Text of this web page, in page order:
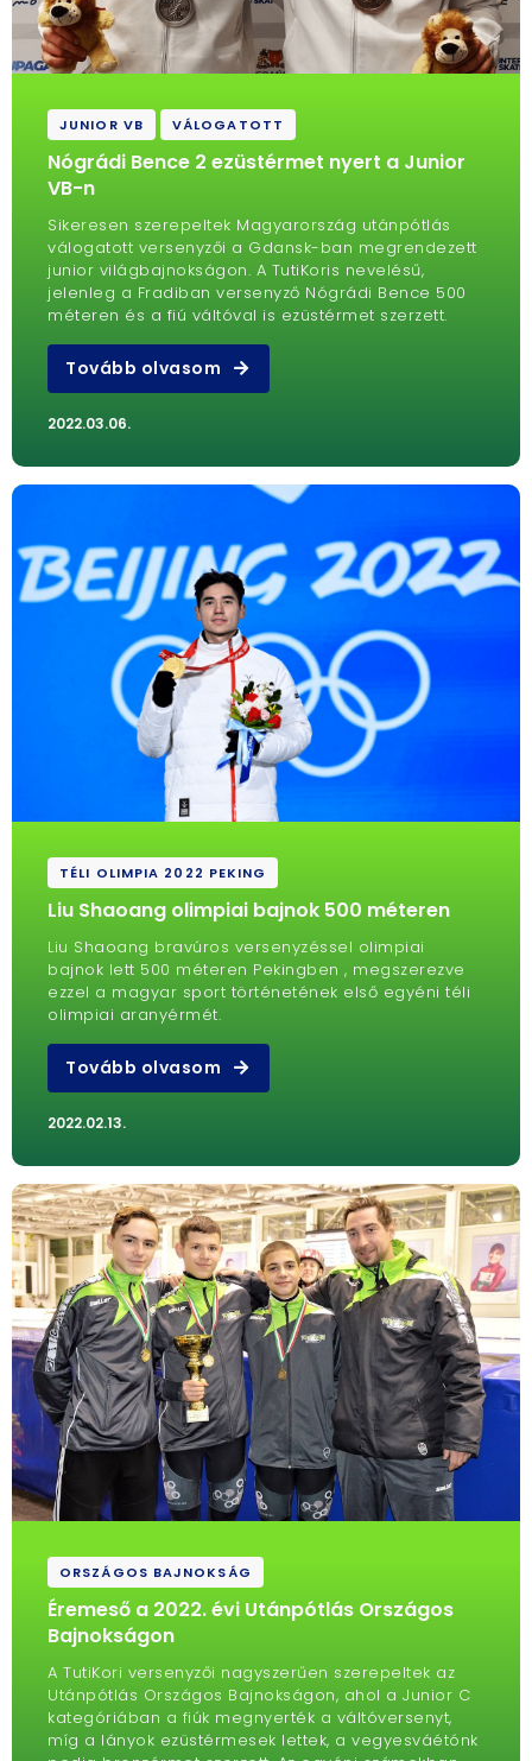
JUNIOR VB VÁLOGATOTT
Nógrádi Bence 2 ezüstérmet nyert a Junior
VB-n
Sikeresen szerepeltek Magyarország utánpótlás
válogatott versenyzői a Gdansk-ban megrendezett
junior világbajnokságon. A TutiKoris nevelésű,
jelenleg a Fradiban versenyző Nógrádi Bence 500
méteren és a fiú váltóval is ezüstérmet szerzett.
Tovább olvasom
2022.03.06.
TÉLI OLIMPIA 2022 PEKING
Liu Shaoang olimpiai bajnok 500 méteren
Liu Shaoang bravúros versenyzéssel olimpiai
bajnok lett 500 méteren Pekingben , megszerezve
ezzel a magyar sport történetének első egyéni téli
olimpiai aranyérmét.
Tovább olvasom
2022.02.13.
ORSZÁGOS BAJNOKSÁG
Éremeső a 2022. évi Utánpótlás Országos
Bajnokságon
A TutiKori versenyzői nagyszerűen szerepeltek az
Utánpótlás Országos Bajnokságon, ahol a Junior C
kategóriában a fiúk megnyerték a váltóversenyt,
míg a lányok ezüstérmesek lettek, a vegyesváétónk